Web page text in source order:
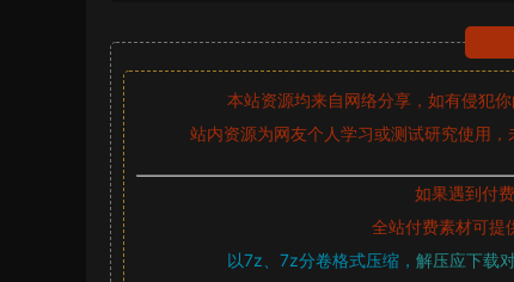
本站资源均来自网络分享，如有侵犯
站内资源为网友个人学习或测试研究使用
如果遇到付
全站付费素材可提
以7z、7z分卷格式压缩， 解压应下载